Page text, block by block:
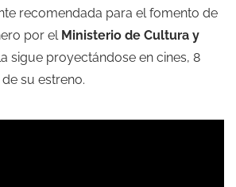
recomendada para el fomento de
por el Ministerio de Cultura y
sigue proyectándose en cines, 8
su estreno.